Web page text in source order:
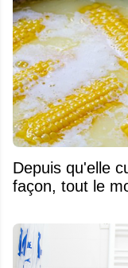
Depuis qu'elle
façon, tout le